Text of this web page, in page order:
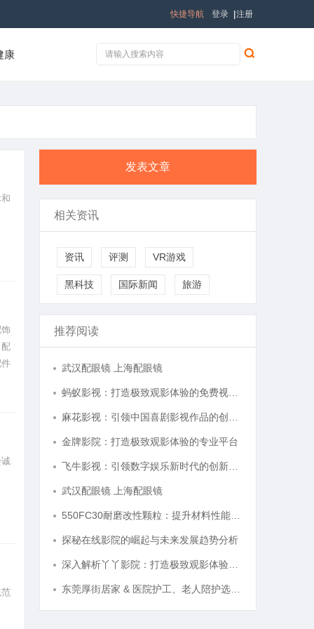
登录 注册
快捷导航
康
发表文章
相关资讯
资讯 评测 VR游戏
黑科技 国际新闻 旅游
推荐阅读
武汉配眼镜 上海配眼镜
金牌影院：打造极致观影体验的专业平台
武汉配眼镜 上海配眼镜
探秘在线影院的崛起与未来发展趋势分析